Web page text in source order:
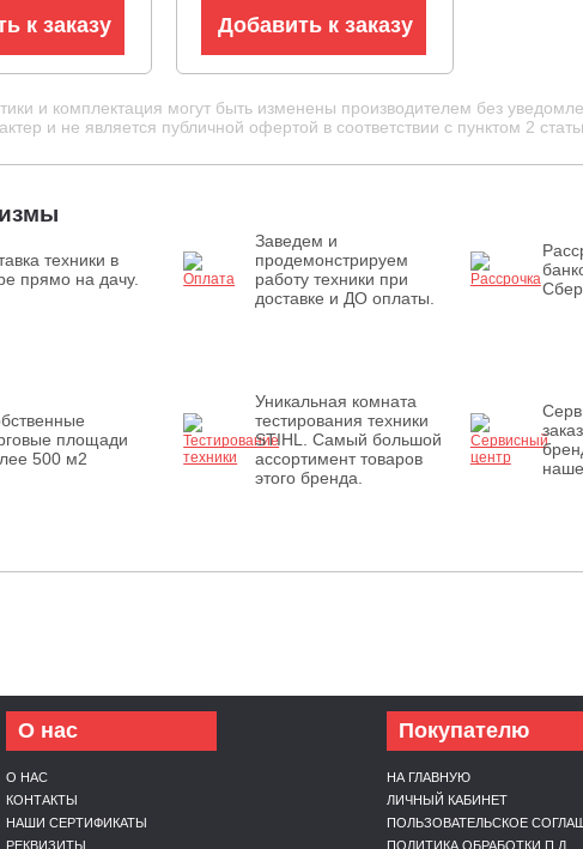
к заказу Добавить к заказу
и комплектация могут быть изменены производителем без
и не является публичной офертой в соответствии с пунктом 2
техники в
прямо на дачу.
Заведем и
продемонстрируем
работу техники при
доставке и ДО оплаты.
площади
500 м2
Уникальная комната
тестирования техники
STIHL. Самый большой
ассортимент товаров
этого бренда.
О нас
О НАС
КОНТАКТЫ
НАШИ СЕРТИФИКАТЫ
РЕКВИЗИТЫ
Покупателю
НА ГЛАВНУЮ
ЛИЧНЫЙ КАБИНЕТ
ПОЛЬЗОВАТЕЛЬСКОЕ
ПОЛИТИКА ОБРАБОТКИ П.Д